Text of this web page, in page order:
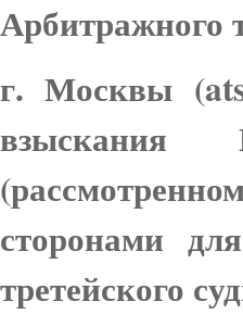
Арбитражного
г. Москвы
взыскания
сторонами
третейского